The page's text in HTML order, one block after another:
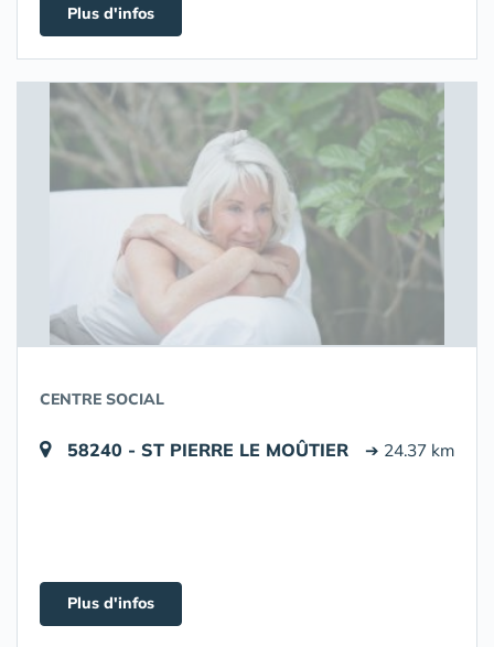
Plus d'infos
CENTRE SOCIAL
58240 - ST PIERRE LE MOÛTIER ➔ 24.37 km
Plus d'infos